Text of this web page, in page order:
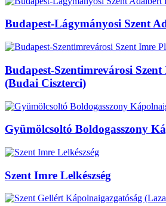
Budapest-Lágymányosi Szent
Budapest-Szentimrevárosi
(Budai Ciszterci)
Gyümölcsoltó Boldogasszony
Szent Imre Lelkészség